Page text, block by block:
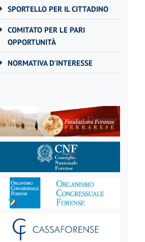
SPORTELLO PER IL CITTADINO
COMITATO PER LE PARI
OPPORTUNITÀ
NORMATIVA D'INTERESSE